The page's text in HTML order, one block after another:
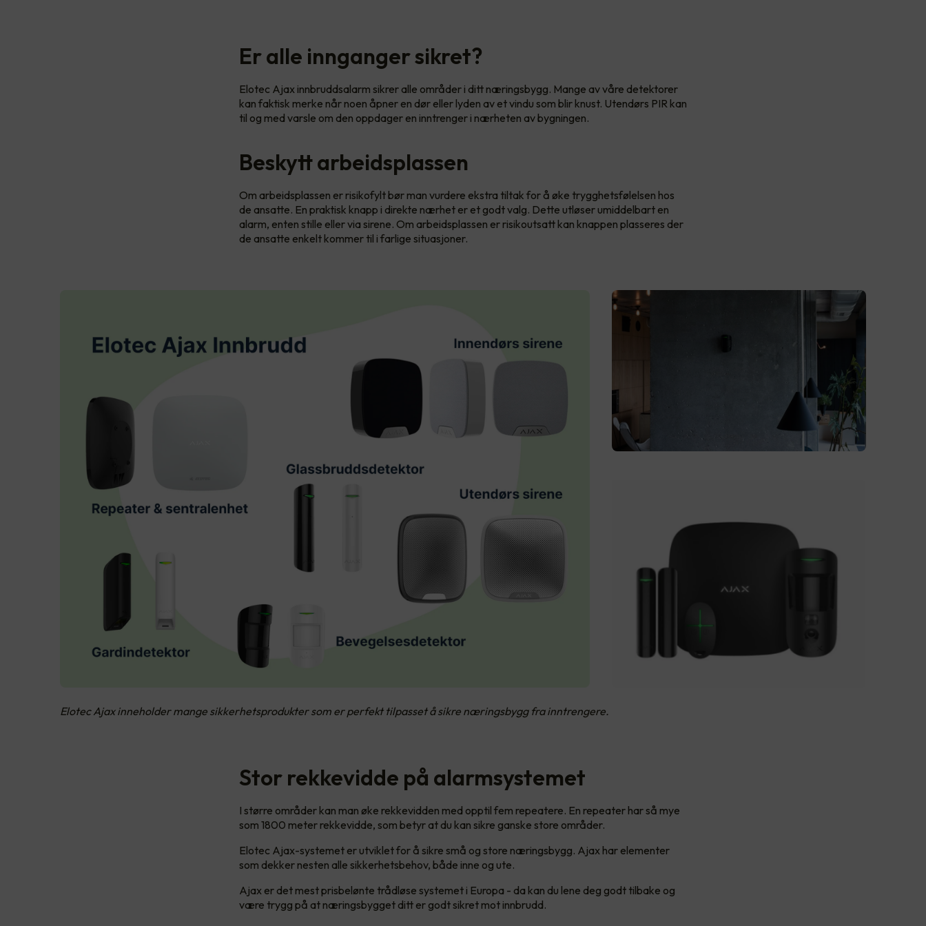
Er alle innganger sikret?
Elotec Ajax innbruddsalarm sikrer alle områder i ditt næringsbygg. Mange av våre detektorer
kan faktisk merke når noen åpner en dør eller lyden av et vindu som blir knust. Utendørs PIR kan
til og med varsle om den oppdager en inntrenger i nærheten av bygningen.
Beskytt arbeidsplassen
Om arbeidsplassen er risikofylt bør man vurdere ekstra tiltak for å øke trygghetsfølelsen hos
de ansatte. En praktisk knapp i direkte nærhet er et godt valg. Dette utløser umiddelbart en
alarm, enten stille eller via sirene. Om arbeidsplassen er risikoutsatt kan knappen plasseres der
de ansatte enkelt kommer til i farlige situasjoner.
Elotec Ajax inneholder mange sikkerhetsprodukter som er perfekt tilpasset å sikre næringsbygg fra inntrengere.
Stor rekkevidde på alarmsystemet
I større områder kan man øke rekkevidden med opptil fem repeatere. En repeater har så mye
som 1800 meter rekkevidde, som betyr at du kan sikre ganske store områder.
Elotec Ajax-systemet er utviklet for å sikre små og store næringsbygg. Ajax har elementer
som dekker nesten alle sikkerhetsbehov, både inne og ute.
Ajax er det mest prisbelønte trådløse systemet i Europa - da kan du lene deg godt tilbake og
være trygg på at næringsbygget ditt er godt sikret mot innbrudd.